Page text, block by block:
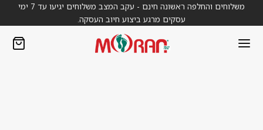
משלוחים והחלפה ראשונה חינם - עקב המצב משלוחים יגיעו עד 7 ימי
עסקים מרגע ביצוע חיוב העסקה.